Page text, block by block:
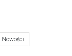
Nowości